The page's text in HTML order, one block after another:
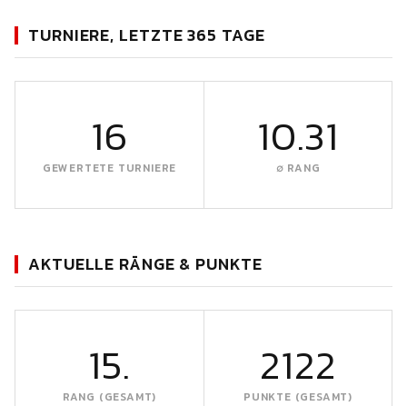
TURNIERE, LETZTE 365 TAGE
16
GEWERTETE TURNIERE
10.31
∅ RANG
AKTUELLE RÄNGE & PUNKTE
15.
RANG (GESAMT)
2122
PUNKTE (GESAMT)